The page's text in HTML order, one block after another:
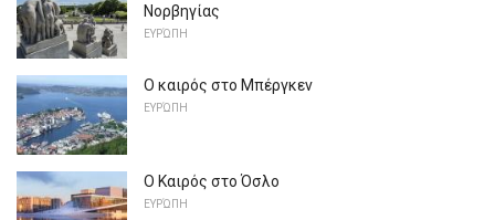
Νορβηγίας
ΕΥΡΏΠΗ
Ο καιρός στο Μπέργκεν
ΕΥΡΏΠΗ
Ο Καιρός στο Όσλο
ΕΥΡΏΠΗ